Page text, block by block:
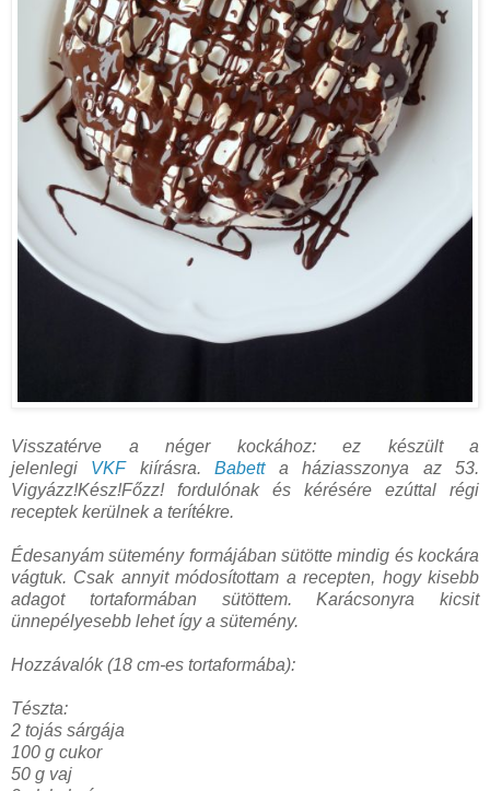
Visszatérve a néger kockához: ez készült a
jelenlegi VKFkiírásra.Babetta háziasszonya az 53.
Vigyázz!Kész!Főzz! fordulónak és kérésére ezúttal régi
receptek kerülnek a terítékre.
Édesanyám sütemény formájában sütötte mindig és kockára
vágtuk. Csak annyit módosítottam a recepten, hogy kisebb
adagot tortaformában sütöttem. Karácsonyra kicsit
ünnepélyesebb lehet így a sütemény.
Hozzávalók (18 cm-es tortaformába):
Tészta:
2 tojás sárgája
100 g cukor
50 g vaj